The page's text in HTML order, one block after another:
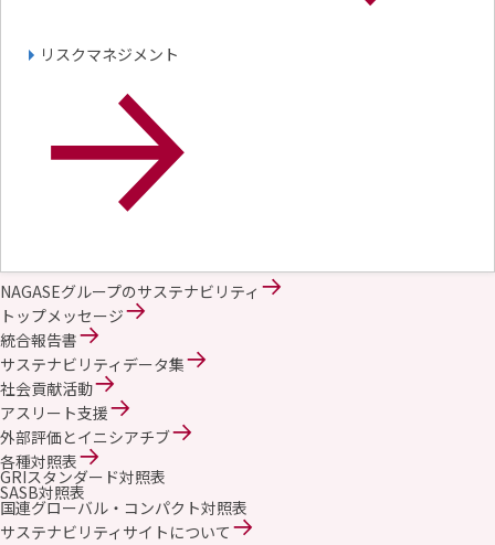
リスクマネジメント
NAGASEグループのサステナビリティ
トップメッセージ
統合報告書
サステナビリティデータ集
社会貢献活動
アスリート支援
外部評価とイニシアチブ
各種対照表
GRIスタンダード対照表
SASB対照表
国連グローバル・コンパクト対照表
サステナビリティサイトについて